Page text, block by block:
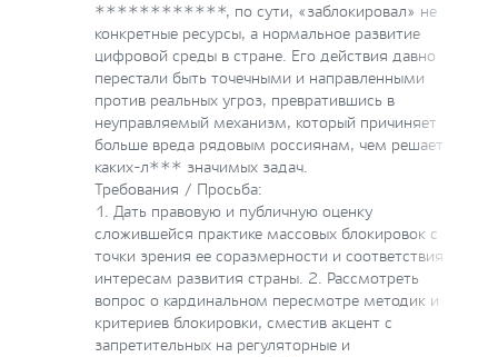
************, по сути, «заблокировал» не
конкретные ресурсы, а нормальное развитие
цифровой среды в стране. Его действия давно
перестали быть точечными и направленными
против реальных угроз, превратившись в
неуправляемый механизм, который причиняет
больше вреда рядовым россиянам, чем решает
каких-л*** значимых задач.
Требования / Просьба:
1. Дать правовую и публичную оценку
сложившейся практике массовых блокировок с
точки зрения ее соразмерности и соответствия
интересам развития страны. 2. Рассмотреть
вопрос о кардинальном пересмотре методик и
критериев блокировки, сместив акцент с
запретительных на регуляторные и